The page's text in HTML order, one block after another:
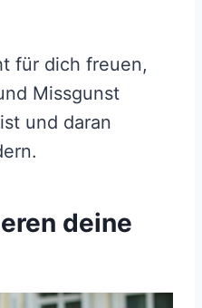
für dich freuen,
Missgunst
und daran
deine